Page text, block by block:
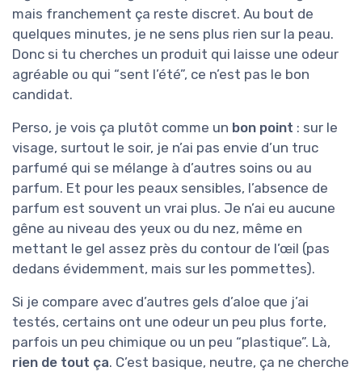
mais franchement ça reste discret. Au bout de
quelques minutes, je ne sens plus rien sur la peau.
Donc si tu cherches un produit qui laisse une odeur
agréable ou qui “sent l’été”, ce n’est pas le bon
candidat.
Perso, je vois ça plutôt comme un bon point : sur le
visage, surtout le soir, je n’ai pas envie d’un truc
parfumé qui se mélange à d’autres soins ou au
parfum. Et pour les peaux sensibles, l’absence de
parfum est souvent un vrai plus. Je n’ai eu aucune
gêne au niveau des yeux ou du nez, même en
mettant le gel assez près du contour de l’œil (pas
dedans évidemment, mais sur les pommettes).
Si je compare avec d’autres gels d’aloe que j’ai
testés, certains ont une odeur un peu plus forte,
parfois un peu chimique ou un peu “plastique”. Là,
rien de tout ça. C’est basique, neutre, ça ne cherche